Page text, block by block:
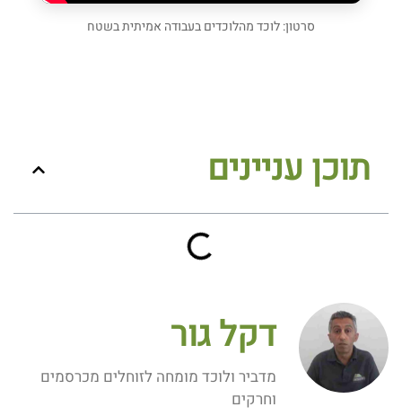
סרטון: לוכד מהלוכדים בעבודה אמיתית בשטח
תוכן עניינים
דקל גור
מדביר ולוכד מומחה לזוחלים מכרסמים
וחרקים